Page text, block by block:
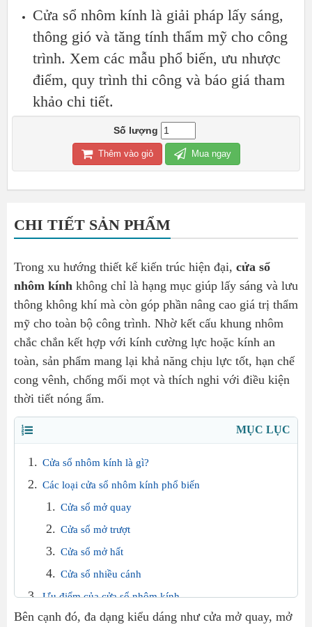
Cửa sổ nhôm kính là giải pháp lấy sáng,
thông gió và tăng tính thẩm mỹ cho công
trình. Xem các mẫu phổ biến, ưu nhược
điểm, quy trình thi công và báo giá tham
khảo chi tiết.
Số lượng
Thêm vào giỏ Mua ngay
CHI TIẾT SẢN PHẨM
Trong xu hướng thiết kế kiến trúc hiện đại, cửa sổ
nhôm kính không chỉ là hạng mục giúp lấy sáng và lưu
thông không khí mà còn góp phần nâng cao giá trị thẩm
mỹ cho toàn bộ công trình. Nhờ kết cấu khung nhôm
chắc chắn kết hợp với kính cường lực hoặc kính an
toàn, sản phẩm mang lại khả năng chịu lực tốt, hạn chế
cong vênh, chống mối mọt và thích nghi với điều kiện
thời tiết nóng ẩm.
MỤC LỤC
Cửa sổ nhôm kính là gì?
Các loại cửa sổ nhôm kính phổ biến
Cửa sổ mở quay
Cửa sổ mở trượt
Cửa sổ mở hất
Cửa sổ nhiều cánh
Ưu điểm của cửa sổ nhôm kính
Độ bền cao
Bên cạnh đó, đa dạng kiểu dáng như cửa mở quay, mở